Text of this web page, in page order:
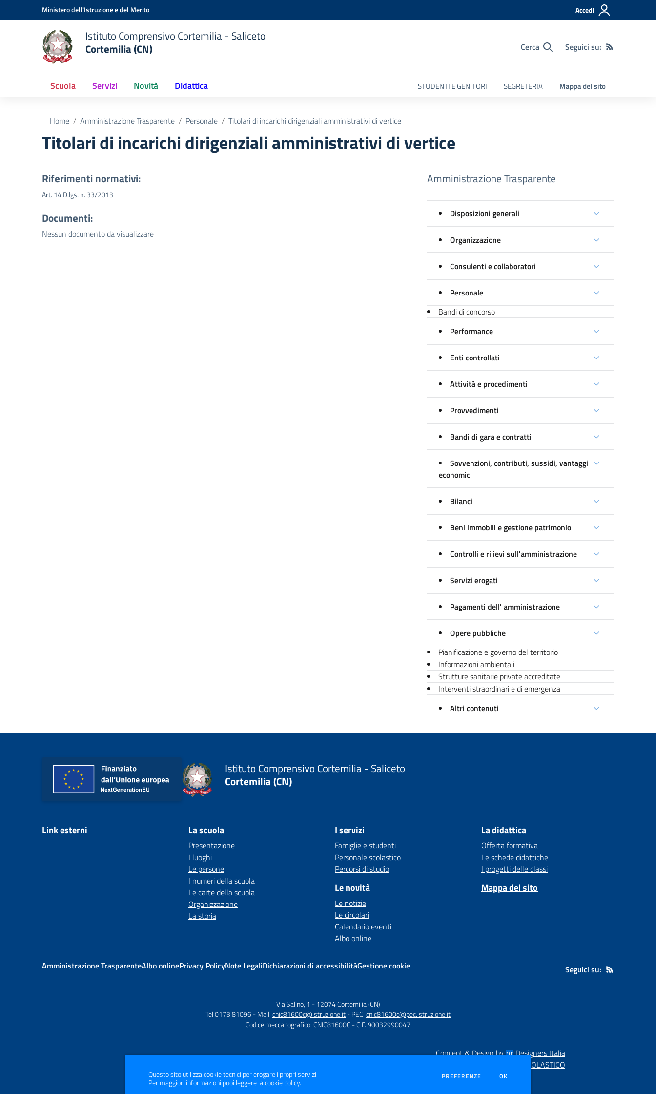
Vai ai contenuti
Vai al menu di navigazioneMinistero dell'Istruzione e del Merito Accedi
Istituto Comprensivo Cortemilia - Saliceto
Cortemilia (CN)
Cerca Seguici su:
Scuola Servizi Novità Didattica STUDENTI E GENITORI SEGRETERIA Mappa del sito
Home Amministrazione Trasparente Personale Titolari di incarichi dirigenziali amministrativi di vertice
Titolari di incarichi dirigenziali amministrativi di vertice
Riferimenti normativi:
Art. 14 D.lgs. n. 33/2013
Documenti:
Nessun documento da visualizzare
Amministrazione Trasparente
Disposizioni generali
Organizzazione
Consulenti e collaboratori
Personale
Bandi di concorso
Performance
Enti controllati
Attività e procedimenti
Provvedimenti
Bandi di gara e contratti
Sovvenzioni, contributi, sussidi, vantaggi
economici
Bilanci
Beni immobili e gestione patrimonio
Controlli e rilievi sull'amministrazione
Servizi erogati
Pagamenti dell' amministrazione
Opere pubbliche
Pianificazione e governo del territorio
Informazioni ambientali
Strutture sanitarie private accreditate
Interventi straordinari e di emergenza
Altri contenuti
Istituto Comprensivo Cortemilia - Saliceto
Cortemilia (CN)
Link esterni La scuola
Presentazione
I luoghi
Le persone
I numeri della scuola
Le carte della scuola
Organizzazione
La storia
I servizi
Famiglie e studenti
Personale scolastico
Percorsi di studio
Le novità
Le notizie
Le circolari
Calendario eventi
Albo online
La didattica
Offerta formativa
Le schede didattiche
I progetti delle classi
Mappa del sito
Amministrazione TrasparenteAlbo onlinePrivacy PolicyNote LegaliDichiarazioni di accessibilitàGestione cookie Seguici su:
Via Salino, 1 -12074 Cortemilia (CN)
Tel 0173 81096- Mail:cnic81600c@istruzione.it- PEC:cnic81600c@pec.istruzione.it
Codice meccanografico: CNIC81600C - C.F. 90032990047
Concept & Design by
Designers Italia
SCUOLASTICO
Questo sito utilizza cookie tecnici per erogare i propri servizi.
Per maggiori informazioni puoi leggere lacookie policy.
PREFERENZE DEI COOKIE
OK